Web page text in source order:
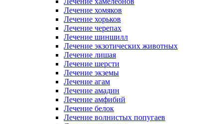
Лечение хомяков
Лечение хорьков
Лечение черепах
Лечение шиншилл
Лечение экзотических животных
Лечение лишая
Лечение шерсти
Лечение экземы
Лечение агам
Лечение амадин
Лечение амфибий
Лечение белок
Лечение волнистых попугаев